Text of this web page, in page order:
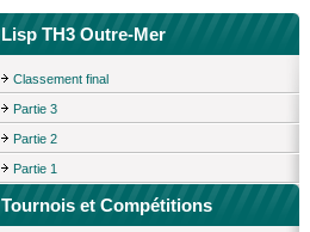
Lisp TH3 Outre-Mer
Classement final
Partie 3
Partie 2
Partie 1
Tournois et Compétitions